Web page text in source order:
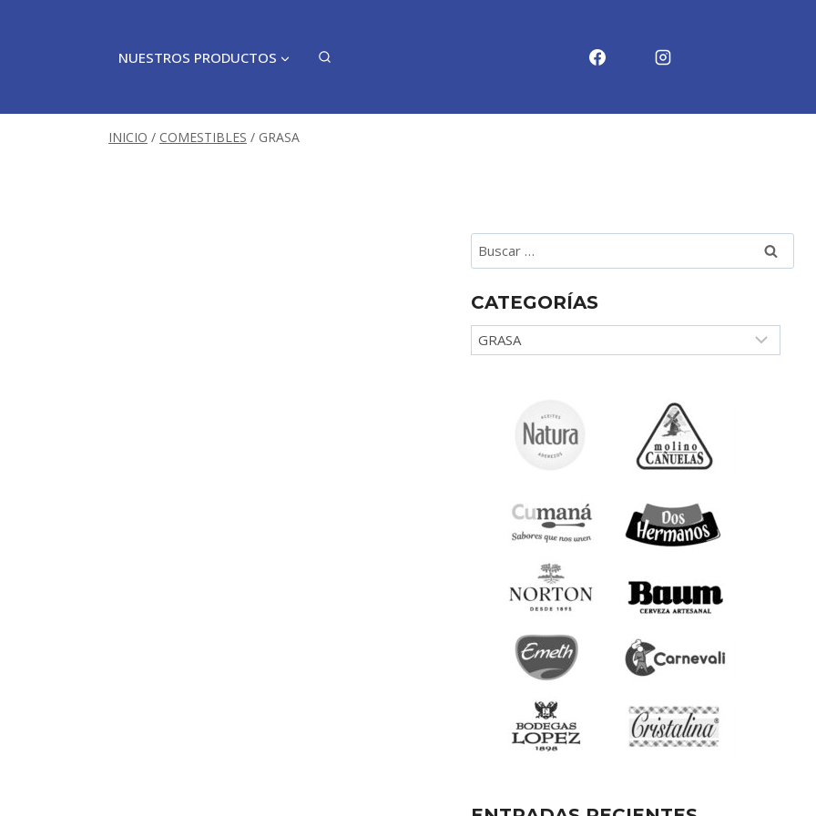
NUESTROS PRODUCTOS
INICIO / COMESTIBLES / GRASA
Buscar:
CATEGORÍAS
Categorías